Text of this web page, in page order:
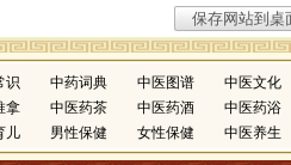
识 中药词典 中医图谱
中医文化
拿
中医药茶 中医药酒
中医药浴
儿
男性保健 女性保健 中医养生